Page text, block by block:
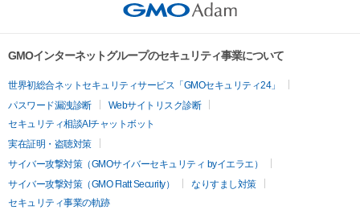
GMOインターネットグループのセキュリティ事業について
世界初総合ネットセキュリティサービス「GMOセキュリティ24」
パスワード漏洩診断
Webサイトリスク診断
セキュリティ相談AIチャットボット
実在証明・盗聴対策
サイバー攻撃対策（GMOサイバーセキュリティ byイエラエ）
サイバー攻撃対策（GMO Flatt Security）
なりすまし対策
セキュリティ事業の軌跡